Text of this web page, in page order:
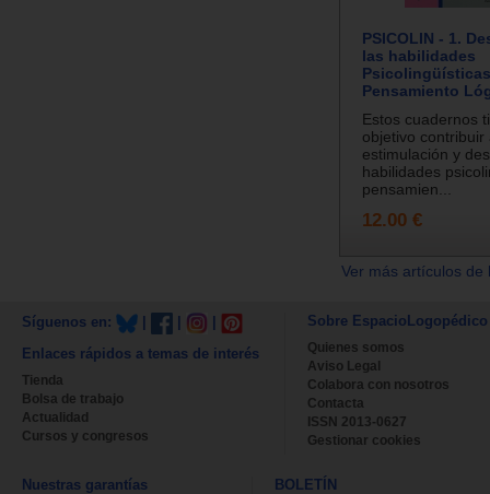
PSICOLIN - 1.
las habilidades
Pensamiento
Estos cuadernos
objetivo contribuir
estimulación y
habilidades
pensamien...
12.00 €
Ver más artículos
Síguenos en:
Enlaces rápidos a temas de interés
Tienda
Bolsa de trabajo
Actualidad
Cursos y congresos
Sobre EspacioLogopédico
Quienes somos
Aviso Legal
Colabora con nosotros
Contacta
ISSN 2013-0627
Gestionar cookies
Nuestras garantías BOLETÍN